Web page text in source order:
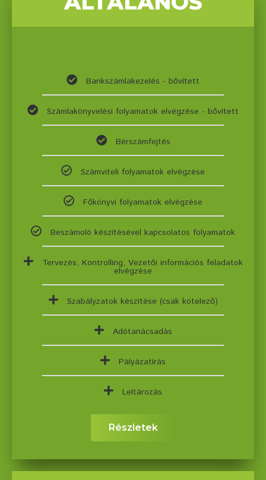
Bankszámlakezelés - bővített
Számlakönyvelési folyamatok elvégzése - bővített
Bérszámfejtés
Számviteli folyamatok elvégzése
Főkönyvi folyamatok elvégzése
Beszámoló készítésével kapcsolatos folyamatok
Tervezés, Kontrolling, Vezetői információs feladatok
elvégzése
Szabályzatok készítése (csak kötelező)
Adótanácsadás
Pályázatírás
Leltározás
Részletek